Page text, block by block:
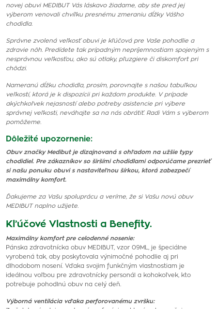
novej obuvi MEDIBUT Vás láskavo žiadame, aby ste pred jej
výberom venovali chvíľku presnému zmeraniu dĺžky Vášho
chodidla.
Správne zvolená veľkosť obuvi je kľúčová pre Vaše pohodlie a
zdravie nôh. Predídete tak prípadným nepríjemnostiam spojeným s
nesprávnou veľkosťou, ako sú otlaky, pľuzgiere či diskomfort pri
chôdzi.
Nameranú dĺžku chodidla, prosím, porovnajte s našou tabuľkou
veľkostí, ktorá je k dispozícii pri každom produkte. V prípade
akýchkoľvek nejasností alebo potreby asistencie pri výbere
správnej veľkosti, neváhajte sa na nás obrátiť. Radi Vám s výberom
pomôžeme.
Dôležité upozornenie:
Obuv značky Medibut je dizajnovaná s ohľadom na užšie typy
chodidiel. Pre zákazníkov so širšími chodidlami odporúčame prezrieť
si našu ponuku obuvi s nastaviteľnou šírkou, ktorá zabezpečí
maximálny komfort.
Ďakujeme za Vašu spoluprácu a veríme, že si Vašu novú obuv
MEDIBUT naplno užijete.
Kľúčové Vlastnosti a Benefity.
Maximálny komfort pre celodenné nosenie:
Pánska zdravotnícka obuv MEDIBUT, vzor 09ML, je špeciálne
vyrobená tak, aby poskytovala výnimočné pohodlie aj pri
dlhodobom nosení. Vďaka svojim funkčným vlastnostiam je
ideálnou voľbou pre zdravotnícky personál a kohokoľvek, kto
potrebuje pohodlnú obuv na celý deň.
Výborná ventilácia vďaka perforovanému zvršku: